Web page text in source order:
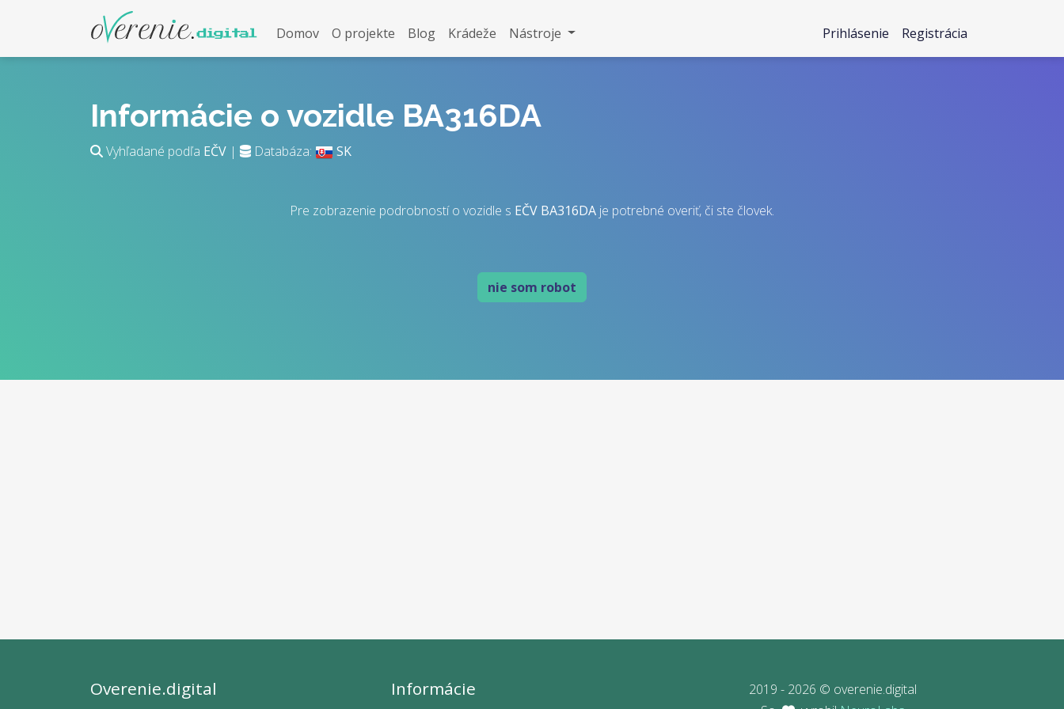
Domov O projekte Blog Krádeže Nástroje Prihlásenie Registrácia
Informácie o vozidle BA316DA
Vyhľadané podľa EČV | Databáza: SK
Pre zobrazenie podrobností o vozidle s EČV BA316DA je potrebné overiť, či ste človek.
nie som robot
Overenie.digital Informácie
2019 - 2026 © overenie.digital